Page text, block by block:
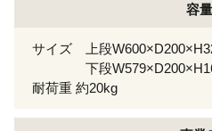
容量
サイズ 上段
下段
耐荷重 約20kg